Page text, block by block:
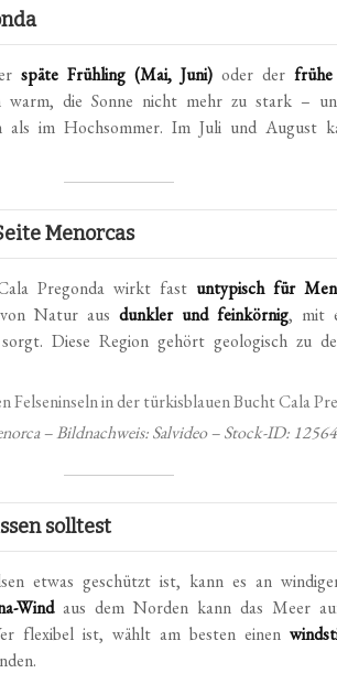
späte Frühling (Mai, Juni) oder der
warm, die Sonne nicht mehr zu stark –
als im Hochsommer. Im Juli und August
Menorcas
Pregonda wirkt fast untypisch für
von Natur ausdunkler und feinkörnig, mit
Diese Region gehört geologisch zu
– Bildnachweis: Salvideo – Stock-ID:
solltest
etwas geschützt ist, kann es an
Windaus dem Norden kann das Meer
flexibel ist, wählt am besten einen